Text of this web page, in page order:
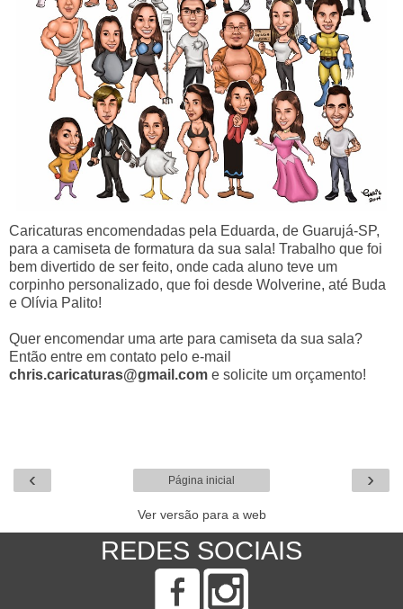
Caricaturas encomendadas pela Eduarda, de Guarujá-SP,
para a camiseta de formatura da sua sala! Trabalho que foi
bem divertido de ser feito, onde cada aluno teve um
corpinho personalizado, que foi desde Wolverine, até Buda
e Olívia Palito!
Quer encomendar uma arte para camiseta da sua sala?
Então entre em contato pelo e-mail
chris.caricaturas@gmail.com e solicite um orçamento!
‹ ›
Página inicial
Ver versão para a web
REDES SOCIAIS